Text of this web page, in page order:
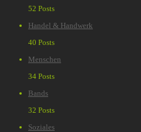
52 Posts
Handel & Handwerk
40 Posts
Menschen
34 Posts
Bands
32 Posts
Soziales